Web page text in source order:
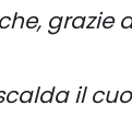
grazie
il